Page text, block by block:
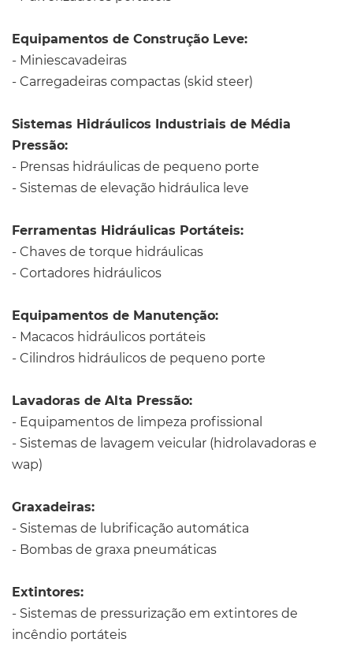
Equipamentos de Construção Leve:
- Miniescavadeiras
- Carregadeiras compactas (skid steer)
Sistemas Hidráulicos Industriais de Média
Pressão:
- Prensas hidráulicas de pequeno porte
- Sistemas de elevação hidráulica leve
Ferramentas Hidráulicas Portáteis:
- Chaves de torque hidráulicas
- Cortadores hidráulicos
Equipamentos de Manutenção:
- Macacos hidráulicos portáteis
- Cilindros hidráulicos de pequeno porte
Lavadoras de Alta Pressão:
- Equipamentos de limpeza profissional
- Sistemas de lavagem veicular (hidrolavadoras e
wap)
Graxadeiras:
- Sistemas de lubrificação automática
- Bombas de graxa pneumáticas
Extintores:
- Sistemas de pressurização em extintores de
incêndio portáteis